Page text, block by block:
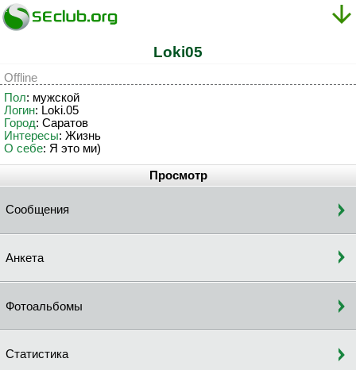
Loki05
Offline
Пол: мужской
Логин: Loki.05
Город: Саратов
Интересы: Жизнь
О себе: Я это ми)
Просмотр
Сообщения
Анкета
Фотоальбомы
Статистика